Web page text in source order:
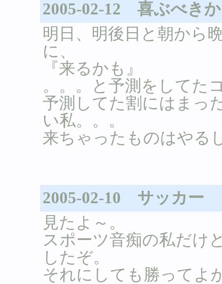
2005-02-12 喜ぶべき
明日、明後日と朝から
に、
『来るかも』
。。。と予測をしてた
予測してた割にはまっ
い私。。。
来ちゃったものはやる
2005-02-10 サッカー
見たよ～。
スポーツ音痴の私だけ
したぞ。
それにしても勝ってよ